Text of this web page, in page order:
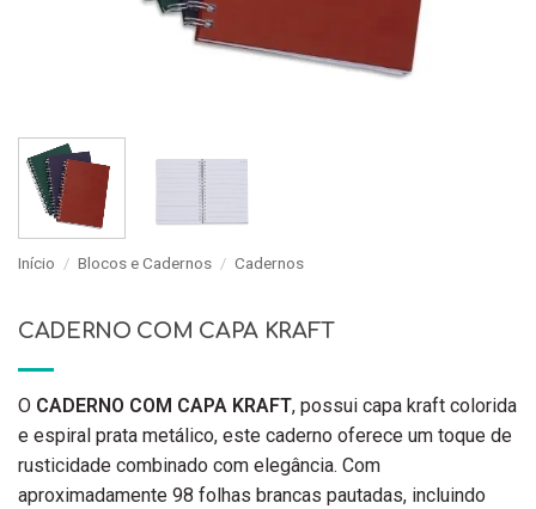
Início / Blocos e Cadernos / Cadernos
CADERNO COM CAPA KRAFT
O CADERNO COM CAPA KRAFT, possui capa kraft colorida
e espiral prata metálico, este caderno oferece um toque de
rusticidade combinado com elegância. Com
aproximadamente 98 folhas brancas pautadas, incluindo